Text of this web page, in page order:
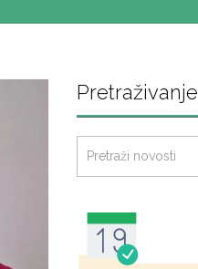
Pretraživanje